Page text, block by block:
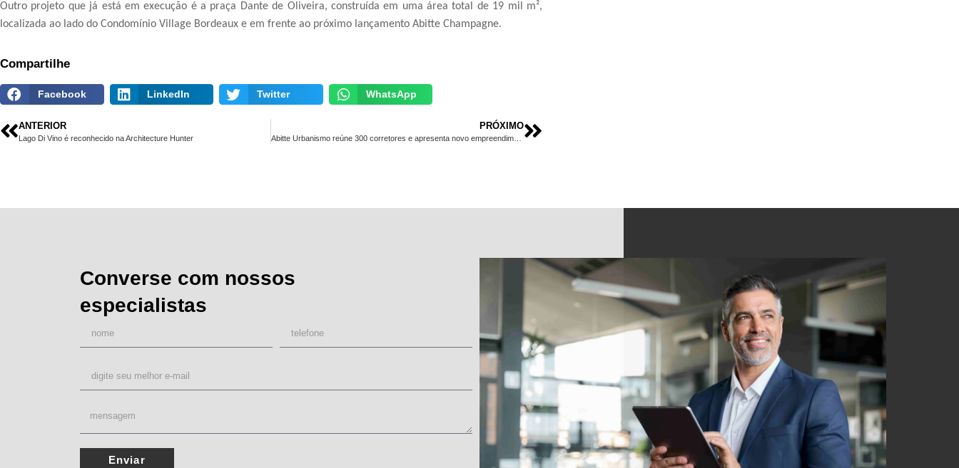
Outro projeto que já está em execução é a praça Dante de Oliveira, construída em uma área total de 19 mil m²,
localizada ao lado do Condomínio Village Bordeaux e em frente ao próximo lançamento Abitte Champagne.
Compartilhe
Facebook LinkedIn Twitter WhatsApp
ANTERIOR
Lago Di Vino é reconhecido na Architecture Hunter
PRÓXIMO
Abitte Urbanismo reúne 300 corretores e apresenta novo empreendimento em Cuiabá
Converse com nossos
especialistas
Enviar